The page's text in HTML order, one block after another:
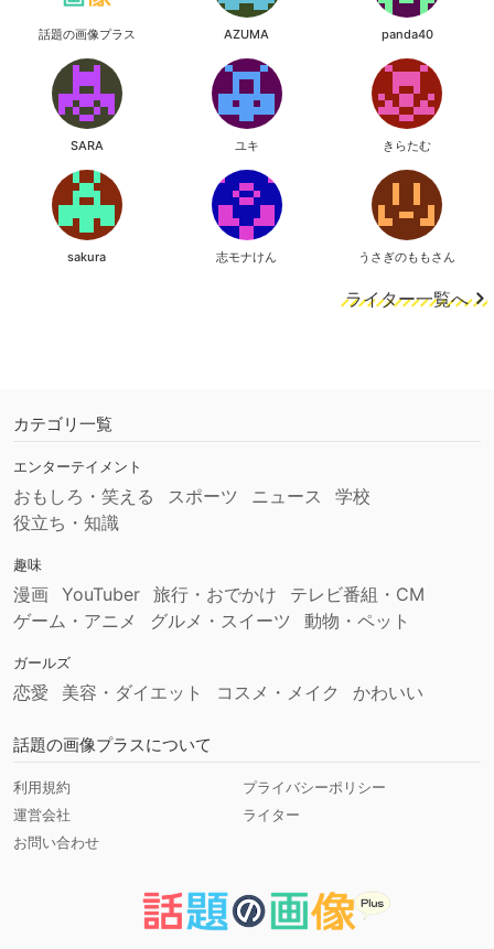
話題の画像プラス AZUMA panda40
SARA ユキ きらたむ
sakura 志モナけん うさぎのももさん
ライター一覧へ
カテゴリ一覧
エンターテイメント
おもしろ・笑える スポーツ ニュース
学校
役立ち・知識
趣味
漫画 YouTuber 旅行・おでかけ
テレビ番組・CM
ゲーム・アニメ
グルメ・スイーツ 動物・ペット
ガールズ
恋愛 美容・ダイエット コスメ・メイク かわいい
話題の画像プラスについて
利用規約
プライバシーポリシー
運営会社
ライター
お問い合わせ